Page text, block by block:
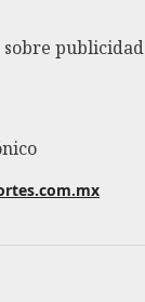
publicidad